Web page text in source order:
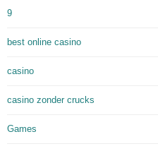
9
best online casino
casino
casino zonder crucks
Games